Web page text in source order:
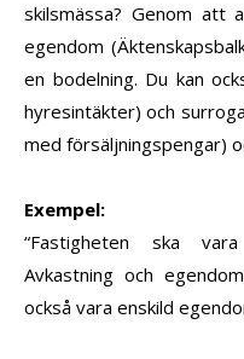
skilsmässa? Genom att
egendom
en bodelning. Du kan
hyresintäkter) och
med försäljningspengar)
Exempel:
“Fastigheten ska
Avkastning och
också vara enskild